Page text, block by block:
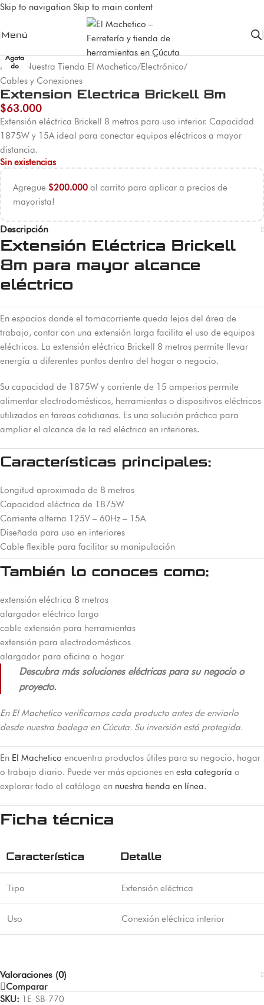
Skip to navigation Skip to main content
Menú
Agota
do
Inicio Nuestra Tienda El Machetico/Electrónico/
Cables y Conexiones
Extension Electrica Brickell 8m
$63.000
Extensión eléctrica Brickell 8 metros para uso interior. Capacidad
1875W y 15A ideal para conectar equipos eléctricos a mayor
distancia.
Sin existencias
Agregue $200.000 al carrito para aplicar a precios de
mayorista!
Descripción
Extensión Eléctrica Brickell
8m para mayor alcance
eléctrico
En espacios donde el tomacorriente queda lejos del área de
trabajo, contar con una extensión larga facilita el uso de equipos
eléctricos. La extensión eléctrica Brickell 8 metros permite llevar
energía a diferentes puntos dentro del hogar o negocio.
Su capacidad de 1875W y corriente de 15 amperios permite
alimentar electrodomésticos, herramientas o dispositivos eléctricos
utilizados en tareas cotidianas. Es una solución práctica para
ampliar el alcance de la red eléctrica en interiores.
Características principales:
Longitud aproximada de 8 metros
Capacidad eléctrica de 1875W
Corriente alterna 125V – 60Hz – 15A
Diseñada para uso en interiores
Cable flexible para facilitar su manipulación
También lo conoces como:
extensión eléctrica 8 metros
alargador eléctrico largo
cable extensión para herramientas
extensión para electrodomésticos
alargador para oficina o hogar
Descubra más soluciones eléctricas para su negocio o
proyecto.
En El Machetico verificamos cada producto antes de enviarlo
desde nuestra bodega en Cúcuta. Su inversión está protegida.
En El Machetico encuentra productos útiles para su negocio, hogar
o trabajo diario. Puede ver más opciones en esta categoría o
explorar todo el catálogo en nuestra tienda en línea.
Ficha técnica
Característica Detalle
Tipo Extensión eléctrica
Uso Conexión eléctrica interior
Valoraciones (0)
Comparar
SKU: 1E-SB-770